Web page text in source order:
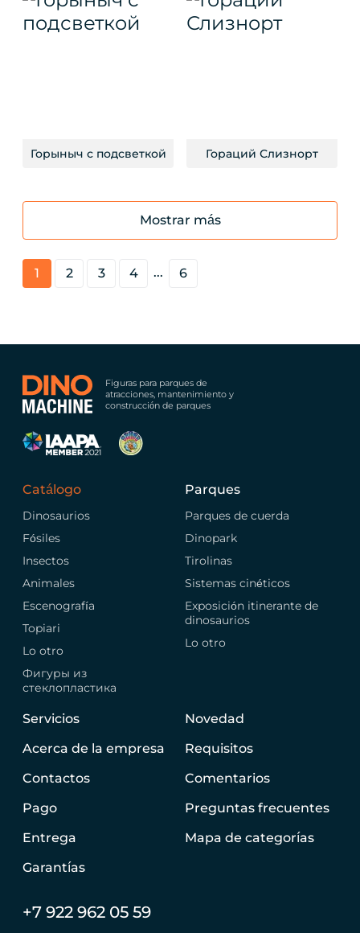
Горыныч с подсветкой Гораций Слизнорт
Mostrar más
1 2 3 4 ... 6
Figuras para parques de
atracciones, mantenimiento y
construcción de parques
Catálogo
Dinosaurios
Fósiles
Insectos
Animales
Escenografía
Topiari
Lo otro
Фигуры из
стеклопластика
Parques
Parques de cuerda
Dinopark
Tirolinas
Sistemas cinéticos
Exposición itinerante de
dinosaurios
Lo otro
Servicios
Acerca de la empresa
Contactos
Pago
Entrega
Garantías
Novedad
Requisitos
Comentarios
Preguntas frecuentes
Mapa de categorías
+7 922 962 05 59